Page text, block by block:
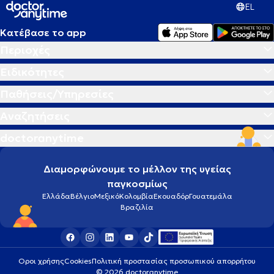
EL
Κατέβασε το app
Διαμορφώνουμε το μέλλον της υγείας
παγκοσμίως
ΕλλάδαΒέλγιοΜεξικόΚολομβίαΕκουαδόρΓουατεμάλα
Βραζιλία
Οροι χρήσηςCookiesΠολιτική προστασίας προσωπικού απορρήτου
© 2026 doctoranytime